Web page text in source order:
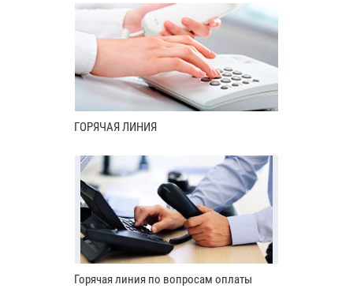
ГОРЯЧАЯ ЛИНИЯ
Горячая линия по вопросам оплаты